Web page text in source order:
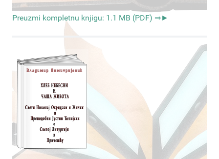
Preuzmi kompletnu knjigu: 1.1 MB (PDF) ⇒►